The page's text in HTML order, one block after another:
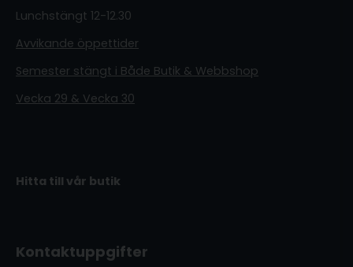
Lunchstängt 12-12.30
Avvikande öppettider
Semester stängt i Både Butik & Webbshop
Vecka 29 & Vecka 30
Hitta till vår butik
Kontaktuppgifter